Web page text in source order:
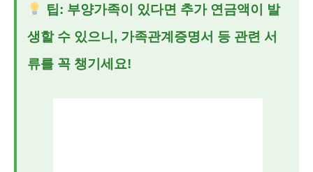
팁: 부양가족이 있다면 추가 연금액이 발
생할 수 있으니, 가족관계증명서 등 관련 서
류를 꼭 챙기세요!